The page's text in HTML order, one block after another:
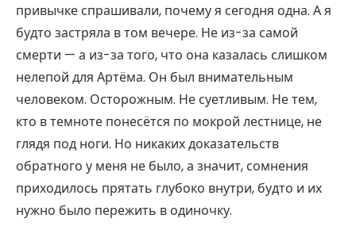
привычке спрашивали, почему я сегодня одна. А я
будто застряла в том вечере. Не из-за самой
смерти — а из-за того, что она казалась слишком
нелепой для Артёма. Он был внимательным
человеком. Осторожным. Не суетливым. Не тем,
кто в темноте понесётся по мокрой лестнице, не
глядя под ноги. Но никаких доказательств
обратного у меня не было, а значит, сомнения
приходилось прятать глубоко внутри, будто и их
нужно было пережить в одиночку.